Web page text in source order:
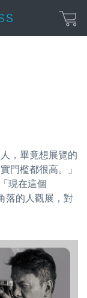
，畢竟想展覽的
門檻都很高。」
現在這個
落的人觀展，對